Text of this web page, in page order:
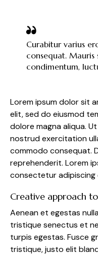
Curabitur varius
consequat.
condimentum,
Lorem ipsum dolor sit
elit, sed do eiusmod
dolore magna aliqua.
nostrud exercitation
commodo consequat.
reprehenderit. Lorem
consectetur adipiscing
Creative approach
Aenean et egestas
tristique senectus et
turpis egestas. Fusce
tristique, justo elit